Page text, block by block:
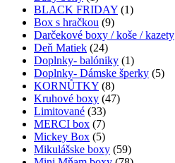
BLACK FRIDAY (1)
Box s hračkou (9)
Darčekové boxy / koše / kazety
Deň Matiek (24)
Doplnky- balóniky (1)
Doplnky- Dámske šperky (5)
KORNŮTKY (8)
Kruhové boxy (47)
Limitované (33)
MERCI box (7)
Mickey Box (5)
Mikulášske boxy (59)